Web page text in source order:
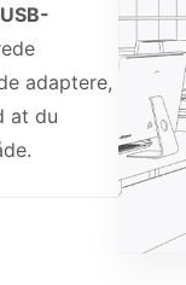
adaptere,
at du